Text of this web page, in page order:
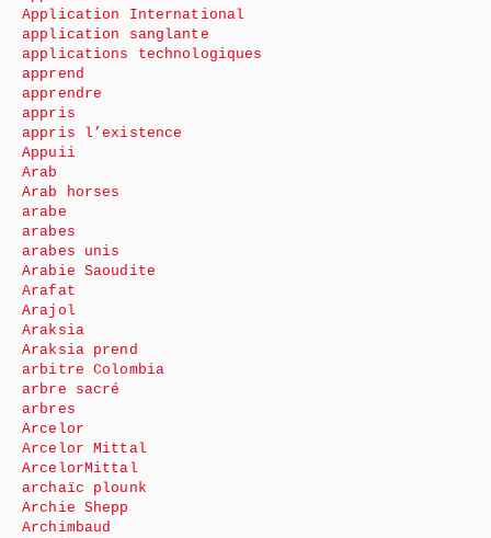
Application International
application sanglante
applications technologiques
apprend
apprendre
appris
appris l’existence
Appuii
Arab
Arab horses
arabe
arabes
arabes unis
Arabie Saoudite
Arafat
Arajol
Araksia
Araksia prend
arbitre Colombia
arbre sacré
arbres
Arcelor
Arcelor Mittal
ArcelorMittal
archaïc plounk
Archie Shepp
Archimbaud